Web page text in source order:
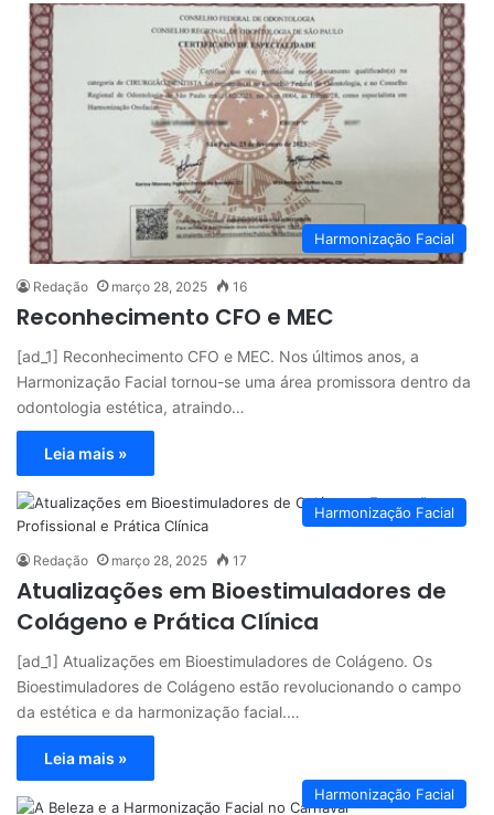
Harmonização Facial
Redação março 28, 2025 16
Reconhecimento CFO e MEC
[ad_1] Reconhecimento CFO e MEC. Nos últimos anos, a
Harmonização Facial tornou-se uma área promissora dentro da
odontologia estética, atraindo…
Leia mais »
Harmonização Facial
Redação março 28, 2025 17
Atualizações em Bioestimuladores de
Colágeno e Prática Clínica
[ad_1] Atualizações em Bioestimuladores de Colágeno. Os
Bioestimuladores de Colágeno estão revolucionando o campo
da estética e da harmonização facial.…
Leia mais »
Harmonização Facial